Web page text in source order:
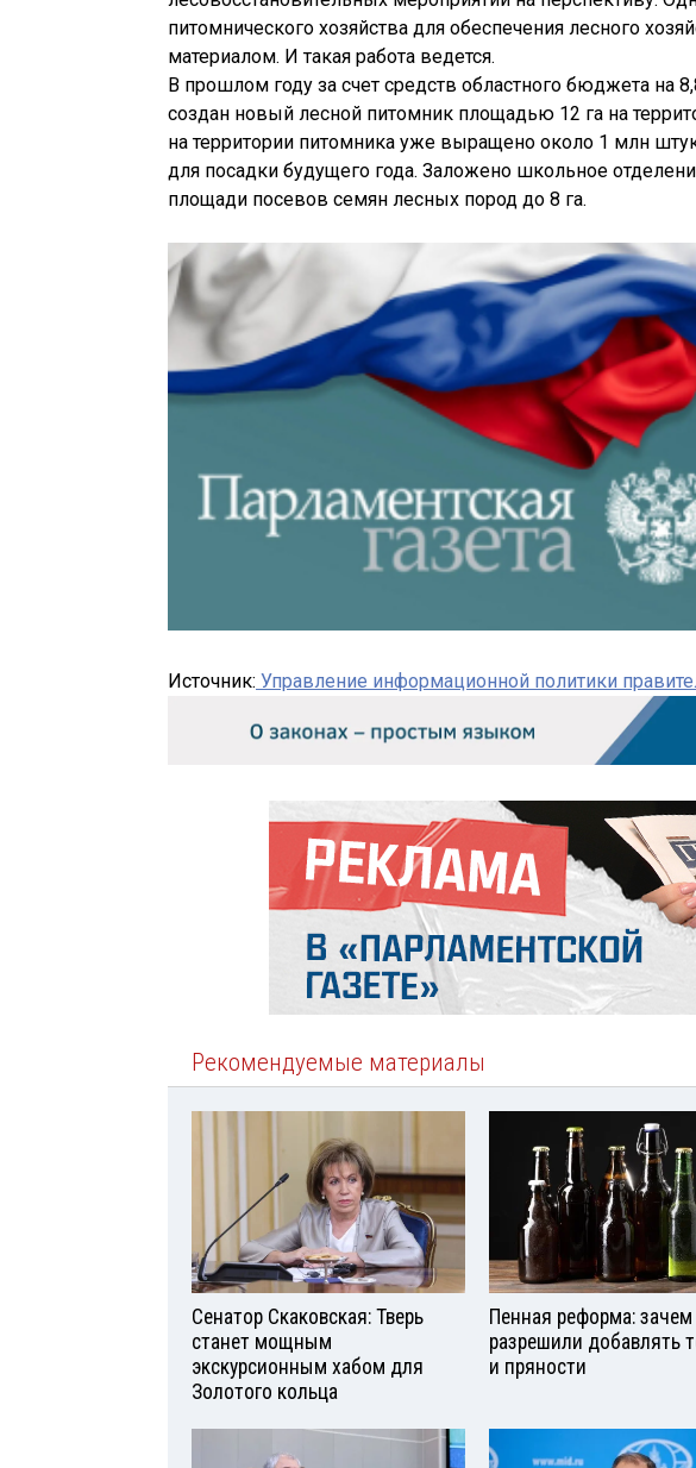
питомнического хозяйства для обеспечения лесного
материалом. И такая работа ведется.
В прошлом году за счет средств областного бюджета на
создан новый лесной питомник площадью 12 га на
на территории питомника уже выращено около 1 млн
для посадки будущего года. Заложено школьное
площади посевов семян лесных пород до 8 га.
Источник: Управление информационной политики
Рекомендуемые материалы
Сенатор Скаковская: Тверь
станет мощным
экскурсионным хабом для
Золотого кольца
Пенная реформа: зачем
разрешили добавлять
и пряности